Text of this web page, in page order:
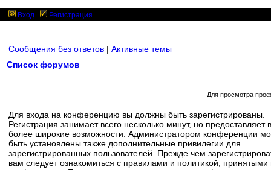
Вход Регистрация
Сообщения без ответов | Активные темы
Список форумов
Для просмотра
Для входа на конференцию вы должны быть зарегистрированы.
Регистрация занимает всего несколько минут, но предоставляет
более широкие возможности. Администратором конференции
быть установлены также дополнительные привилегии для
зарегистрированных пользователей. Прежде чем
вам следует ознакомиться с правилами и политикой, принятыми